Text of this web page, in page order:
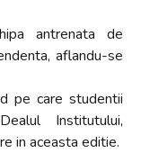
antrenata de
aflandu-se
pe care studentii
Institutului,
in aceasta editie.